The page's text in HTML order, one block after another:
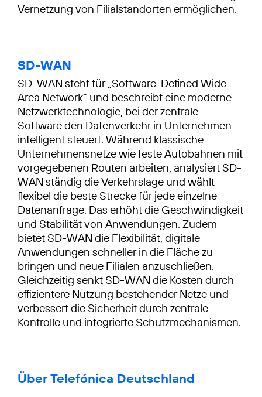
Vernetzung von Filialstandorten ermöglichen.
SD-WAN
SD-WAN steht für „Software-Defined Wide
Area Network“ und beschreibt eine moderne
Netzwerktechnologie, bei der zentrale
Software den Datenverkehr in Unternehmen
intelligent steuert. Während klassische
Unternehmensnetze wie feste Autobahnen mit
vorgegebenen Routen arbeiten, analysiert SD-
WAN ständig die Verkehrslage und wählt
flexibel die beste Strecke für jede einzelne
Datenanfrage. Das erhöht die Geschwindigkeit
und Stabilität von Anwendungen. Zudem
bietet SD-WAN die Flexibilität, digitale
Anwendungen schneller in die Fläche zu
bringen und neue Filialen anzuschließen.
Gleichzeitig senkt SD-WAN die Kosten durch
effizientere Nutzung bestehender Netze und
verbessert die Sicherheit durch zentrale
Kontrolle und integrierte Schutzmechanismen.
Über Telefónica Deutschland